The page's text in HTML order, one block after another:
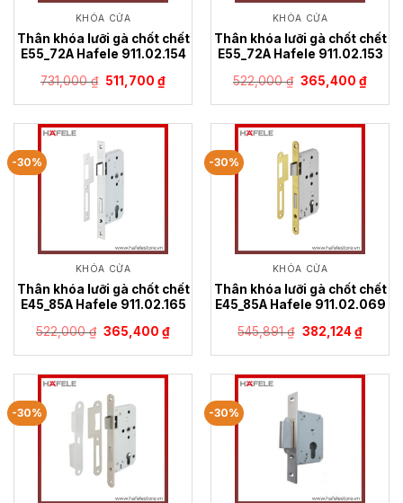
KHÓA CỬA
Thân khóa lưỡi gà chốt chết
E55_72A Hafele 911.02.154
731,000₫ Giá
gốc
là:
511,700₫Giá
tại
511,700 ₫.
KHÓA CỬA
Thân khóa lưỡi gà chốt chết
E55_72A Hafele 911.02.153
522,000₫ Giá
là:
365,400₫Giá
tại
-30%
KHÓA CỬA
Thân khóa lưỡi gà chốt chết
E45_85A Hafele 911.02.165
522,000₫ Giá
là:
365,400₫Giá
tại
365,400 ₫.
-30%
KHÓA CỬA
Thân khóa lưỡi gà chốt chết
E45_85A Hafele 911.02.069
545,891₫ Giá
là:
382,124₫Giá
hiện
tại
-30% -30%